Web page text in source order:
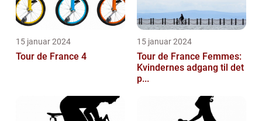
15 januar 2024
Tour de France 4
15 januar 2024
Tour de France Femmes:
Kvindernes adgang til det
p...